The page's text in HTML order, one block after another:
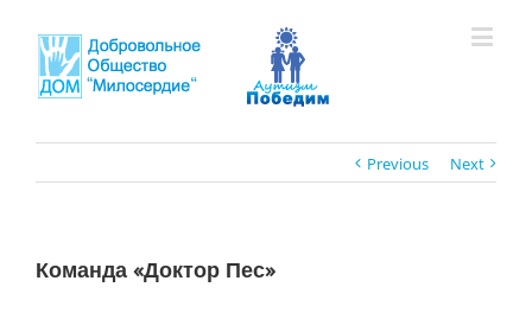
Previous Next
Команда «Доктор Пес»